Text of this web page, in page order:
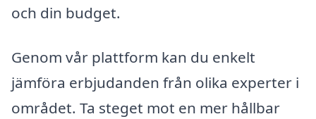
och din budget.
Genom vår plattform kan du enkelt
jämföra erbjudanden från olika experter i
området. Ta steget mot en mer hållbar